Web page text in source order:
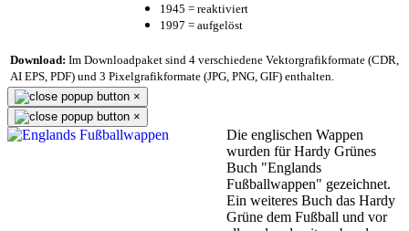
1945 = reaktiviert
1997 = aufgelöst
Download: Im Downloadpaket sind 4 verschiedene Vektorgrafikformate (CDR,
AI EPS, PDF) und 3 Pixelgrafikformate (JPG, PNG, GIF) enthalten.
×
×
Die englischen Wappen
wurden für Hardy Grünes
Buch "Englands
Fußballwappen" gezeichnet.
Ein weiteres Buch das Hardy
Grüne dem Fußball und vor